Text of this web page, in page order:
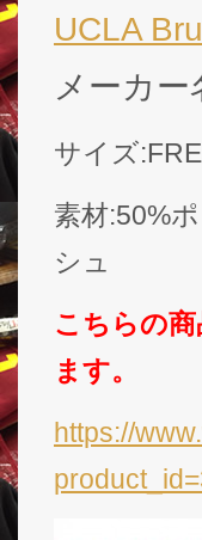
UCLA
メーカ
サイズ
素材:50%
シュ
こちらの
ます。
https://